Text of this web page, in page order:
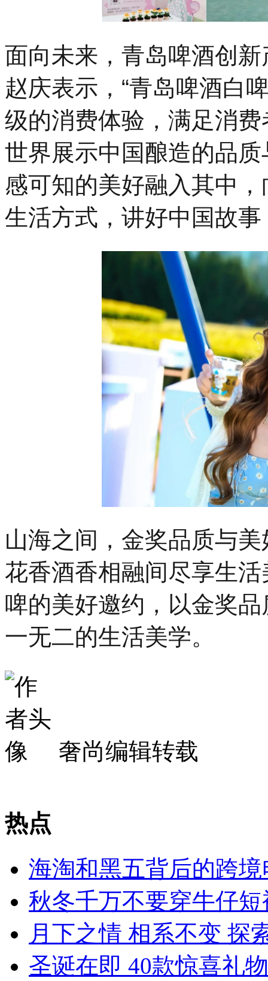
面向未来，青岛啤酒创
赵庆表示，“青岛啤酒白
级的消费体验，满足消
世界展示中国酿造的品
感可知的美好融入其中
生活方式，讲好中国故
山海之间，金奖品质与
花香酒香相融间尽享生
啤的美好邀约，以金奖
一无二的生活美学。
奢尚编辑转载
热点
海淘和黑五背后的跨
秋冬千万不要穿牛仔短
月下之情 相系不变 探
圣诞在即 40款惊喜礼